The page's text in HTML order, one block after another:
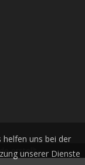
helfen uns bei der
unserer Dienste
erstellt